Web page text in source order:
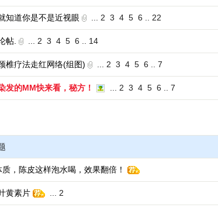
知道你是不是近视眼 2 3 4 5 6 22
帖. 2 3 4 5 6 14
椎疗法走红网络(组图) 2 3 4 5 6 7
发的MM快来看，秘方！ 2 3 4 5 6 7
，陈皮这样泡水喝，效果翻倍！
黄素片 2